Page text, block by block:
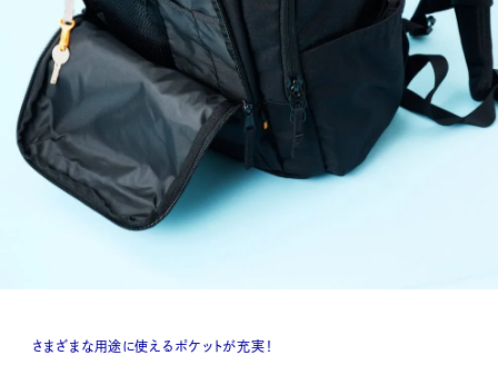
さまざまな用途に使えるポケットが充実！